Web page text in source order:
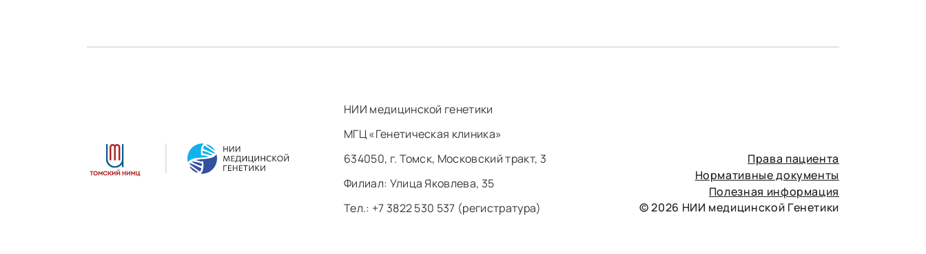
НИИ медицинской генетики
МГЦ «Генетическая клиника»
634050, г. Томск, Московский тракт, 3
Филиал: ​Улица Яковлева, 35
Тел.: +7 3822 530 537 (регистратура)
Права пациента
Нормативные документы
Полезная информация
© 2026 НИИ медицинской Генетики